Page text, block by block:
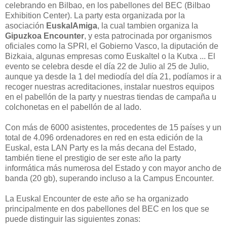
celebrando en Bilbao, en los pabellones del BEC (Bilbao
Exhibition Center). La party esta organizada por la
asociación EuskalAmiga, la cual tambien organiza la
Gipuzkoa Encounter, y esta patrocinada por organismos
oficiales como la SPRI, el Gobierno Vasco, la diputación de
Bizkaia, algunas empresas como Euskaltel o la Kutxa ... El
evento se celebra desde el día 22 de Julio al 25 de Julio,
aunque ya desde la 1 del mediodía del día 21, podíamos ir a
recoger nuestras acreditaciones, instalar nuestros equipos
en el pabellón de la party y nuestras tiendas de campaña u
colchonetas en el pabellón de al lado.
Con más de 6000 asistentes, procedentes de 15 países y un
total de 4.096 ordenadores en red en esta edición de la
Euskal, esta LAN Party es la más decana del Estado,
también tiene el prestigio de ser este año la party
informática más numerosa del Estado y con mayor ancho de
banda (20 gb), superando incluso a la Campus Encounter.
La Euskal Encounter de este año se ha organizado
principalmente en dos pabellones del BEC en los que se
puede distinguir las siguientes zonas: